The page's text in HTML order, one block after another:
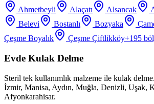
Ahmetbeyli Alaçatı Alsancak
Belevi
Bostanlı Bozyaka
Çeşme Boyalık
Çeşme Çiftlikköy+195
Evde Kulak Delme
Steril tek kullanımlık malzeme ile kulak
İzmir, Manisa, Aydın, Muğla, Denizli, Uşak,
Afyonkarahisar.